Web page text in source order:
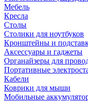
Мебель
Кресла
Столы
Столики для ноутбуков
Кронштейны и
Аксессуары и гаджеты
Органайзеры для
Портативные
Кабели
Коврики для мыши
Мобильные